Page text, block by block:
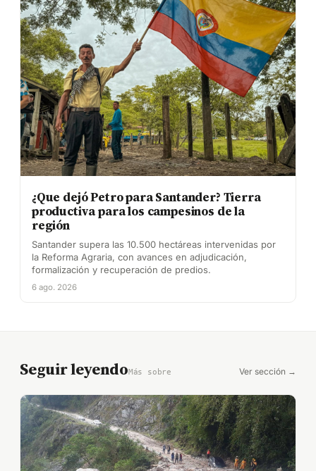
¿Que dejó Petro para Santander? Tierra
productiva para los campesinos de la
región
Santander supera las 10.500 hectáreas intervenidas por
la Reforma Agraria, con avances en adjudicación,
formalización y recuperación de predios.
6 ago. 2026
Seguir leyendoMás sobre Ver sección →